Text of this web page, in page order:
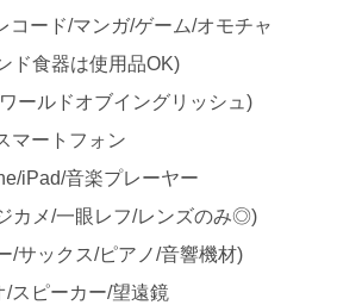
コード/マンガ/ゲーム/オモチャ
ド食器は使用品OK)
ールドオブイングリッシュ)
マートフォン
iPad/音楽プレーヤー
カメ/一眼レフ/レンズのみ◎)
/サックス/ピアノ/音響機材)
/スピーカー/望遠鏡